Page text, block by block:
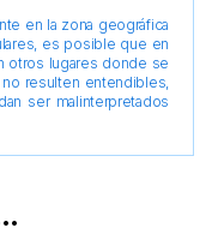
en la zona geográfica
es posible que en
otros lugares donde se
resulten entendibles,
ser malinterpretados